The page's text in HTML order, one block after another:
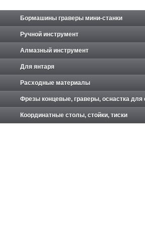
Бормашины граверы мини-станки
Ручной инструмент
Алмазный инструмент
Для янтаря
Расходные материалы
Фрезы концевые, граверы, оснастка для
Координатные столы, стойки, тиски